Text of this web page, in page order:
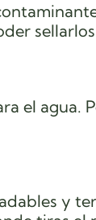
el agua.
y